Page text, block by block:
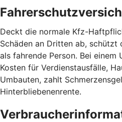
Deckt die normale Kfz-
Schäden an Dritten ab, schützt
als fahrende Person. Bei einem
Kosten für Verdienstausfälle,
Umbauten, zahlt
Hinterbliebenenrente.